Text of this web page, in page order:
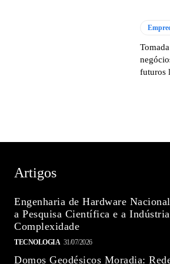
futuros
Artigos
Engenharia de Hardware
a Pesquisa Científica e a
Complexidade
TECNOLOGIA 31/07/2026
Domos Geodésicos Moradia: